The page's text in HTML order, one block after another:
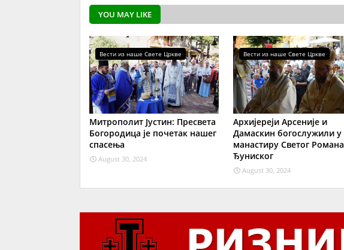
YOU MAY LIKE
Вести из наше Свете Цркве
Митрополит Јустин: Пресвета
Богородица је почетак нашег
спасења
August 30, 2024
Вести из наше Свете Цркве
Архијереји Арсеније и
Дамаскин богослужили у
манастиру Светог Романа
Ђуниског
August 30, 2024